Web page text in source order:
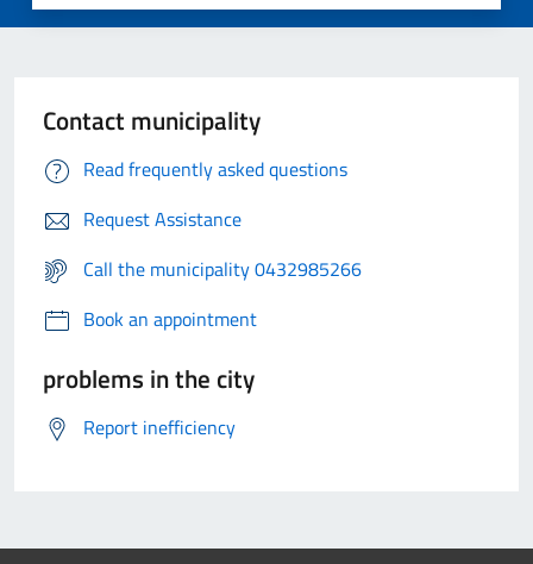
Contact municipality
Read frequently asked questions
Request Assistance
Call the municipality 0432985266
Book an appointment
problems in the city
Report inefficiency